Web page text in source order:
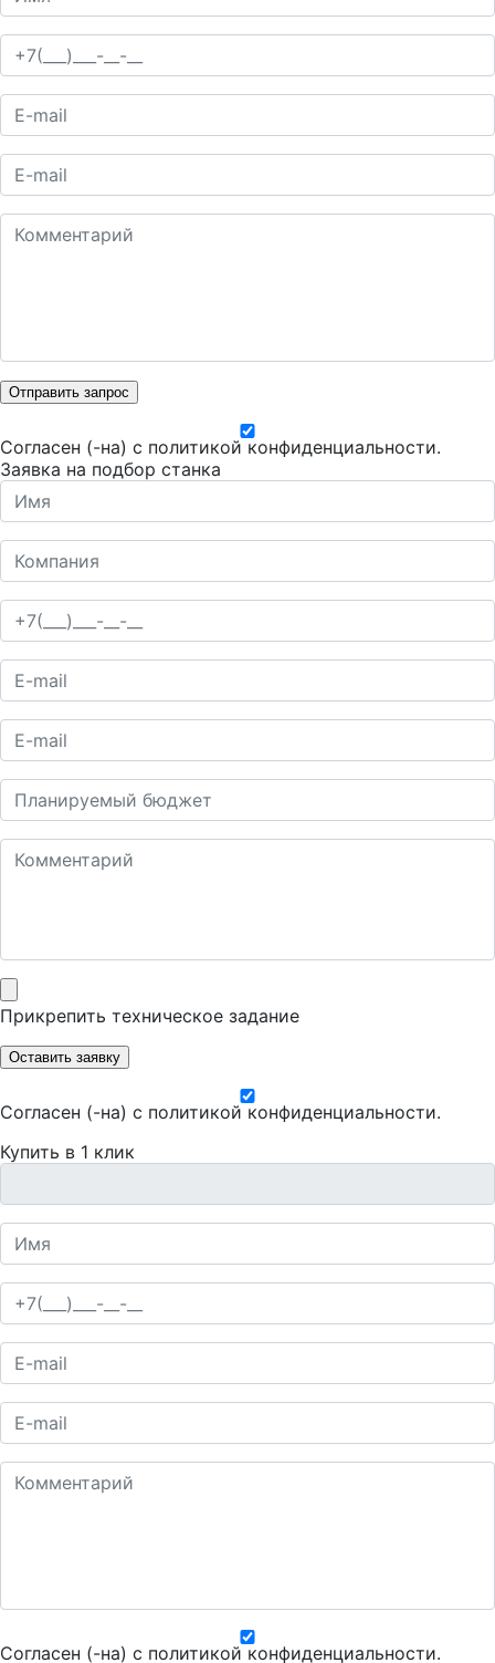
Отправить запрос
Согласен (-на) с политикой конфиденциальности.
Заявка на подбор станка
Прикрепить техническое задание
Оставить заявку
Согласен (-на) с политикой конфиденциальности.
Купить в 1 клик
Согласен (-на) с политикой конфиденциальности.